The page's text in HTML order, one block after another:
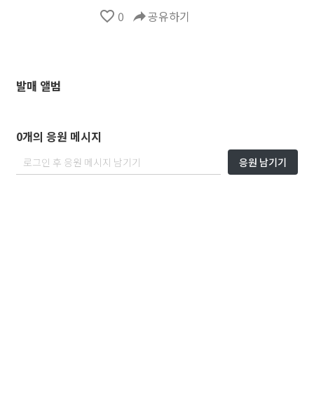
favorite_border 0 reply공유하기
발매 앨범
0개의 응원 메시지
응원 남기기